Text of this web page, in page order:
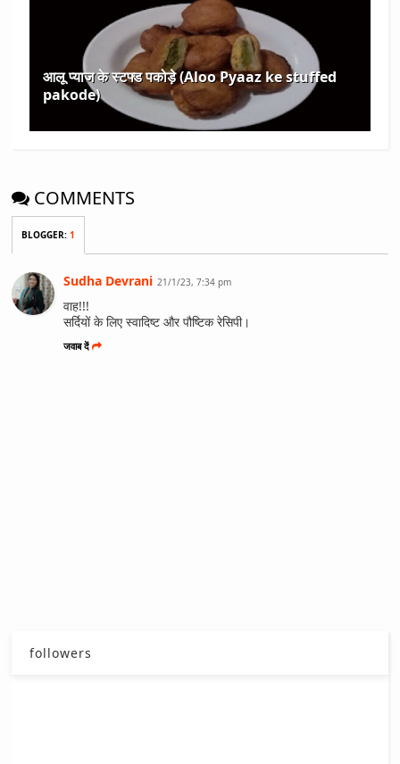
आलू प्याज के स्टफ्ड पकोड़े (Aloo Pyaaz ke stuffed
pakode)
COMMENTS
BLOGGER:1
Sudha Devrani 21/1/23, 7:34 pm
वाह!!!
सर्दियों के लिए स्वादिष्ट और पौष्टिक रेसिपी।
जवाब दें
followers